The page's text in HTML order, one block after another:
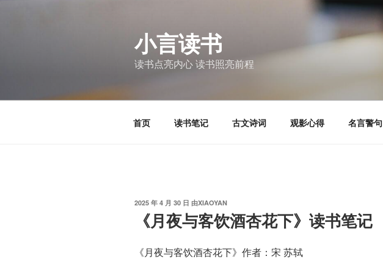
小言读书
读书点亮内心 读书照亮前程
首页 读书笔记 古文诗词 观影心得 名言警句
发
2025 年 4 月 30 日 由XIAOYAN
《月夜与客饮酒杏花下》读书笔记
《月夜与客饮酒杏花下》作者：宋 苏轼